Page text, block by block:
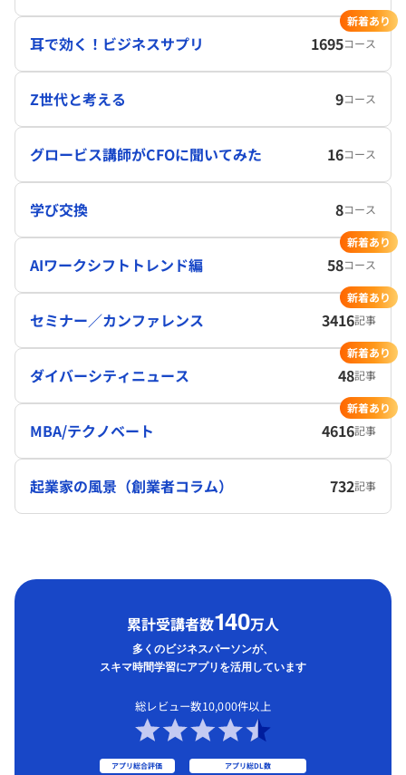
耳で効く！ビジネスサプリ 1695コース
新着あり
Z世代と考える 9コース
グロービス講師がCFOに聞いてみた 16コース
学び交換 8コース
AIワークシフトトレンド編 58コース
新着あり
セミナー／カンファレンス 3416記事
新着あり
ダイバーシティニュース 48記事
新着あり
MBA/テクノベート 4616記事
新着あり
起業家の風景（創業者コラム） 732記事
累計受講者数140万人
多くのビジネスパーソンが、
スキマ時間学習にアプリを活用しています
総レビュー数10,000件以上
アプリ総合評価 アプリ総DL数